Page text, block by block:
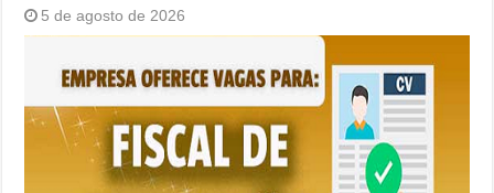
5 de agosto de 2026